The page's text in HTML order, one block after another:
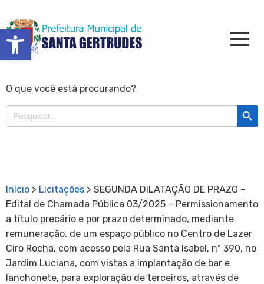
Barra de Ferramentas Aberta
O que você está procurando?
Search
for:
Search
Início > Licitações > SEGUNDA DILATAÇÃO DE PRAZO –
Edital de Chamada Pública 03/2025 – Permissionamento
a título precário e por prazo determinado, mediante
remuneração, de um espaço público no Centro de Lazer
Ciro Rocha, com acesso pela Rua Santa Isabel, nº 390, no
Jardim Luciana, com vistas a implantação de bar e
lanchonete, para exploração de terceiros, através de